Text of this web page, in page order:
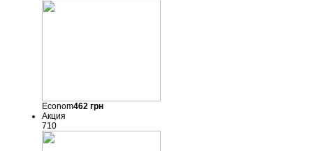
Econom462грн
Акция
710